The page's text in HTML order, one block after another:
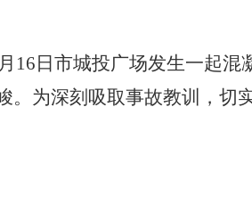
16日市城投广场发生一起混
为深刻吸取事故教训，切